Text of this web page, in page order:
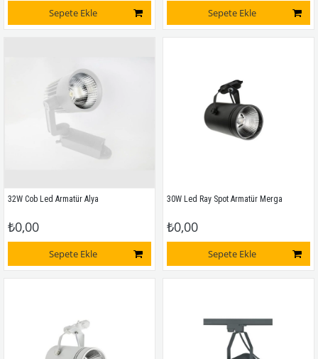
Sepete Ekle Sepete Ekle
32W Cob Led Armatür Alya
₺0,00
Sepete Ekle
30W Led Ray Spot Armatür Merga
₺0,00
Sepete Ekle